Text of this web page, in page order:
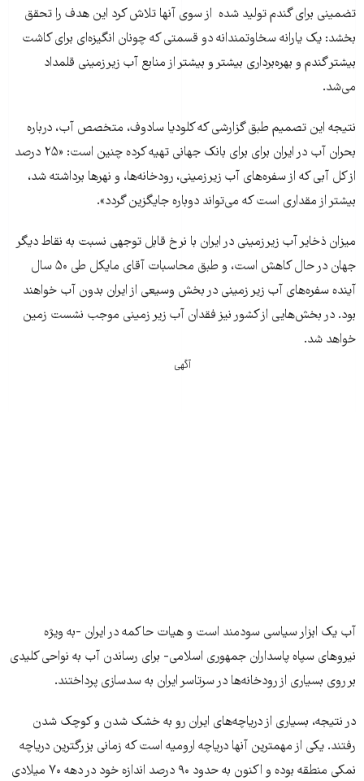
تضمینی برای گندم تولید شده از سوی آنها تلاش کرد این هدف را تحقق
بخشد: یک یارانه سخاوتمندانه دو قسمتی که چونان انگیزه‌ای برای کاشت
بیشتر گندم و بهره‌برداری بیشتر و بیشتر از منابع آب زیرزمینی قلمداد
می‌شد.
نتیجه این تصمیم طبق گزارشی که کلودیا سادوف، متخصص آب، درباره
بحران آب در ایران برای برای بانک جهانی تهیه کرده چنین است: «۲۵ درصد
از کل آبی که از سفره‌های آب زیرزمینی، رودخانه‌ها، و نهرها برداشته شد،
بیشتر از مقداری است که می‌تواند دوباره جایگزین گردد».
میزان ذخایر آب زیرزمینی در ایران با نرخ قابل توجهی نسبت به نقاط دیگر
جهان در حال کاهش است، و طبق محاسبات آقای مایکل طی ۵۰ سال
آینده سفره‌های آب زیر زمینی در بخش وسیعی از ایران بدون آب خواهند
بود. در بخش‌هایی از کشور نیز فقدان آب زیر زمینی موجب نشست زمین
خواهد شد.
آگهی
آب یک ابزار سیاسی سودمند است و هیات حاکمه در ایران -به ویژه
نیروهای سپاه پاسداران جمهوری اسلامی- برای رساندن آب به نواحی کلیدی
بر روی بسیاری از رودخانه‌ها در سرتاسر ایران به سدسازی پرداختند.
در نتیجه، بسیاری از دریاچه‌های ایران رو به خشک شدن و کوچک شدن
رفتند. یکی از مهمترین آنها دریاچه ارومیه است که زمانی بزرگترین دریاچه
نمکی منطقه بوده و اکنون به حدود ۹۰ درصد اندازه خود در دهه ۷۰ میلادی